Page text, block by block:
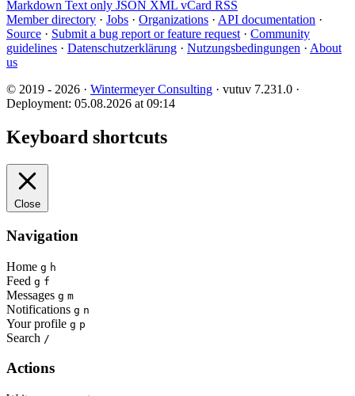
Markdown Text only JSON XML vCard RSS
Member directory · Jobs · Organizations · API documentation ·
Source · Submit a bug report or feature request · Community
guidelines · Datenschutzerklärung · Nutzungsbedingungen · About
us
© 2019 - 2026 · Wintermeyer Consulting · vutuv 7.231.0 ·
Deployment: 05.08.2026 at 09:14
Keyboard shortcuts
Close
Navigation
Home g h
Feed g f
Messages g m
Notifications g n
Your profile g p
Search /
Actions